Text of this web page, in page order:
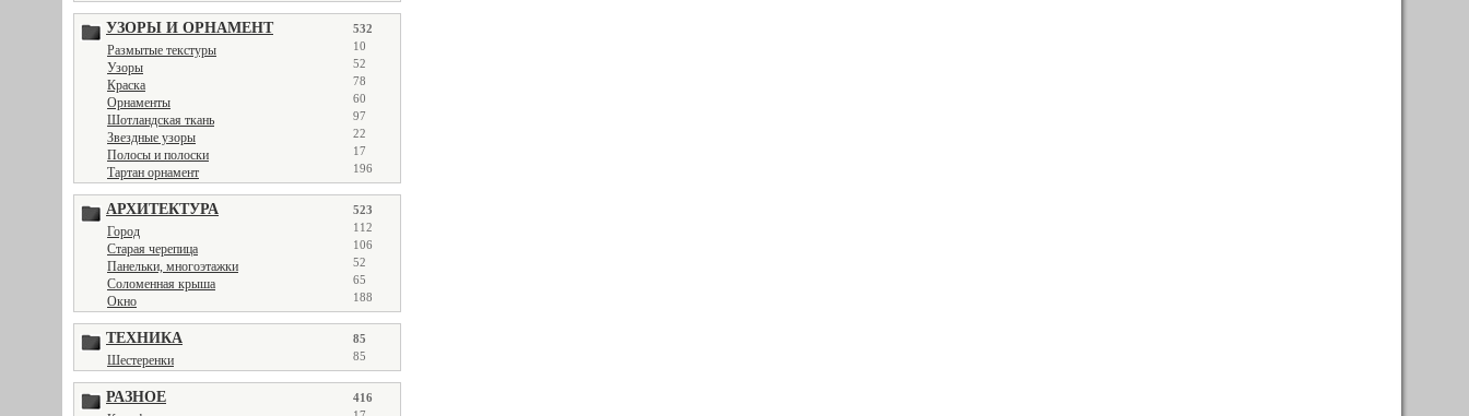
УЗОРЫ И ОРНАМЕНТ 532
Размытые текстуры 10
Узоры 52
Краска 78
Орнаменты 60
Шотландская ткань 97
Звездные узоры 22
Полосы и полоски 17
Тартан орнамент 196
АРХИТЕКТУРА 523
Город 112
Старая черепица 106
Панельки, многоэтажки 52
Соломенная крыша 65
Окно 188
ТЕХНИКА 85
Шестеренки 85
РАЗНОЕ 416